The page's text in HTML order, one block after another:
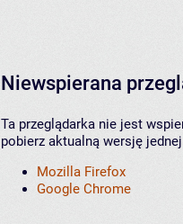
Niewspierana
Ta przeglądarka nie jest
pobierz aktualną wersję
Mozilla Firefox
Google Chrome